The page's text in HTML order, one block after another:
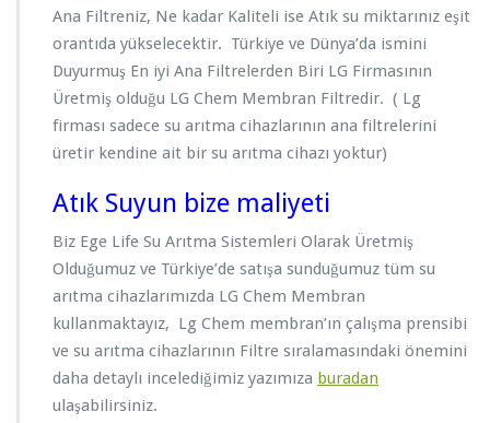
Ana Filtreniz, Ne kadar Kaliteli ise Atık su miktarınız eşit
orantıda yükselecektir. Türkiye ve Dünya’da ismini
Duyurmuş En iyi Ana Filtrelerden Biri LG Firmasının
Üretmiş olduğu LG Chem Membran Filtredir. ( Lg
firması sadece su arıtma cihazlarının ana filtrelerini
üretir kendine ait bir su arıtma cihazı yoktur)
Atık Suyun bize maliyeti
Biz Ege Life Su Arıtma Sistemleri Olarak Üretmiş
Olduğumuz ve Türkiye’de satışa sunduğumuz tüm su
arıtma cihazlarımızda LG Chem Membran
kullanmaktayız, Lg Chem membran’ın çalışma prensibi
ve su arıtma cihazlarının Filtre sıralamasındaki önemini
daha detaylı incelediğimiz yazımıza buradan
ulaşabilirsiniz.